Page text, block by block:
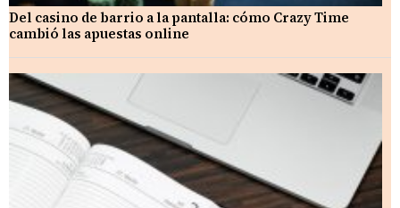
Del casino de barrio a la pantalla: cómo Crazy Time
cambió las apuestas online